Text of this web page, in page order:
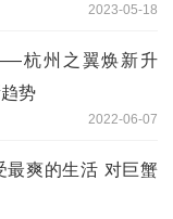
2023-05-18
杭州之翼焕新升
势
2022-06-07
最爽的生活 对巨蟹